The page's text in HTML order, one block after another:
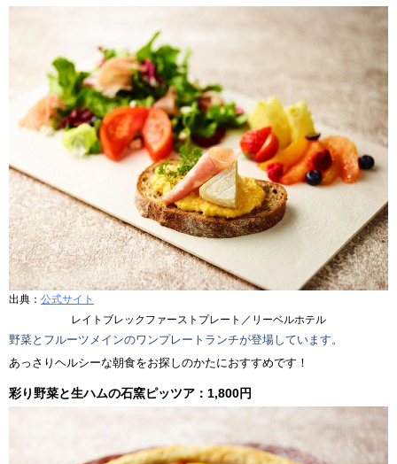
出典： 公式サイト
レイトブレックファーストプレート／リーベルホテル
野菜とフルーツメインのワンプレートランチが登場しています。
あっさりヘルシーな朝食をお探しのかたにおすすめです！
彩り野菜と生ハムの石窯ピッツア：1,800円